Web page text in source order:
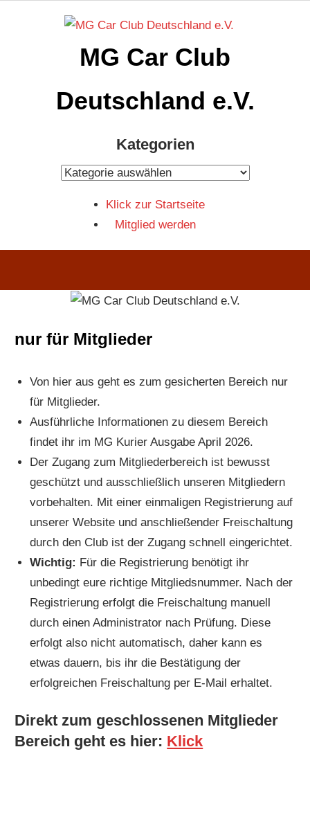
MG Car Club
Deutschland e.V.
Kategorien
Kategorien
Klick zur Startseite
Mitglied werden
nur für Mitglieder
Von hier aus geht es zum gesicherten Bereich nur
für Mitglieder.
Ausführliche Informationen zu diesem Bereich
findet ihr im MG Kurier Ausgabe April 2026.
Der Zugang zum Mitgliederbereich ist bewusst
geschützt und ausschließlich unseren Mitgliedern
vorbehalten. Mit einer einmaligen Registrierung auf
unserer Website und anschließender Freischaltung
durch den Club ist der Zugang schnell eingerichtet.
Wichtig: Für die Registrierung benötigt ihr
unbedingt eure richtige Mitgliedsnummer. Nach der
Registrierung erfolgt die Freischaltung manuell
durch einen Administrator nach Prüfung. Diese
erfolgt also nicht automatisch, daher kann es
etwas dauern, bis ihr die Bestätigung der
erfolgreichen Freischaltung per E-Mail erhaltet.
Direkt zum geschlossenen Mitglieder
Bereich geht es hier: Klick